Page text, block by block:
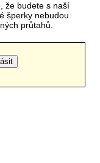
že budete s naší
šperky nebudou
průtahů.